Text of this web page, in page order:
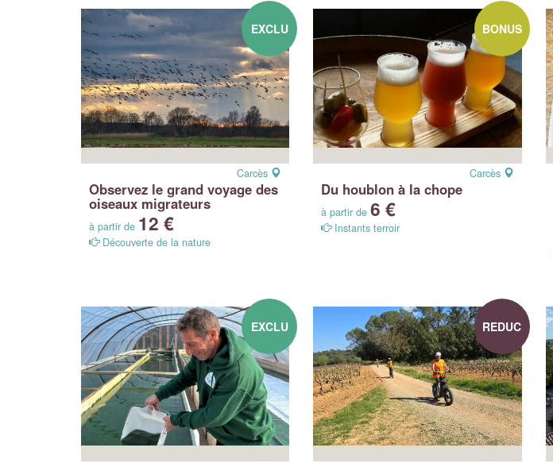
Carcès
Observez le grand voyage des
oiseaux migrateurs
à partir de 12 €
Découverte de la nature
EXCLU
Carcès
Du houblon à la chope
à partir de6 €
Instants terroir
BONUS
EXCLU REDUC